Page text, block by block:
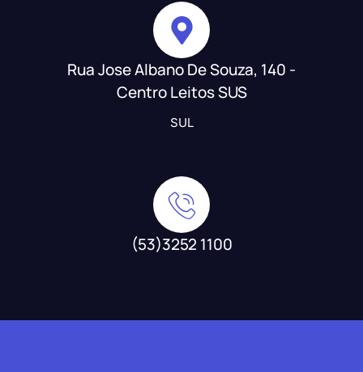
Rua Jose Albano De Souza, 140 -
Centro Leitos SUS
SUL
(53)3252 1100